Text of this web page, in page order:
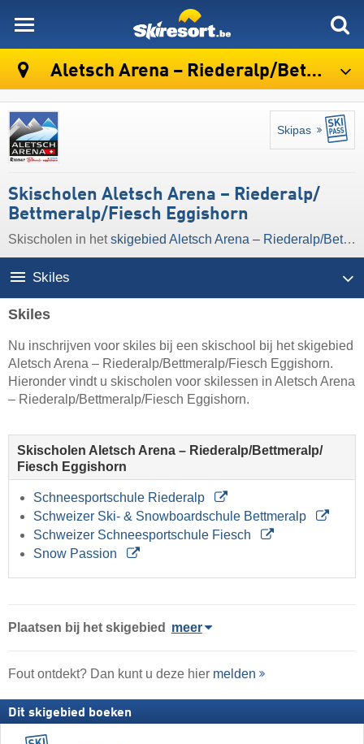
Aletsch Arena – Riederalp/​Bettmeralp/​Fiesch Eggishorn
Skipas
Skischolen Aletsch Arena – Riederalp/​
Bettmeralp/​Fiesch Eggishorn
Skischolen in hetskigebied Aletsch Arena – Riederalp/​Bettmeralp/​Fiesch Eggishorn
Skiles
Skiles
Nu inschrijven voor skiles bij een skischool bij het skigebied
Aletsch Arena – Riederalp/​Bettmeralp/​Fiesch Eggishorn.
Hieronder vindt u skischolen voor skilessen in Aletsch Arena
– Riederalp/​Bettmeralp/​Fiesch Eggishorn.
Skischolen Aletsch Arena – Riederalp/​Bettmeralp/​
Fiesch Eggishorn
Schneesportschule Riederalp
Schweizer Ski- & Snowboardschule Bettmeralp
Schweizer Schneesportschule Fiesch
Snow Passion
Plaatsen bij het skigebied meer
Fout ontdekt? Dan kunt u deze hier melden
Dit skigebied boeken